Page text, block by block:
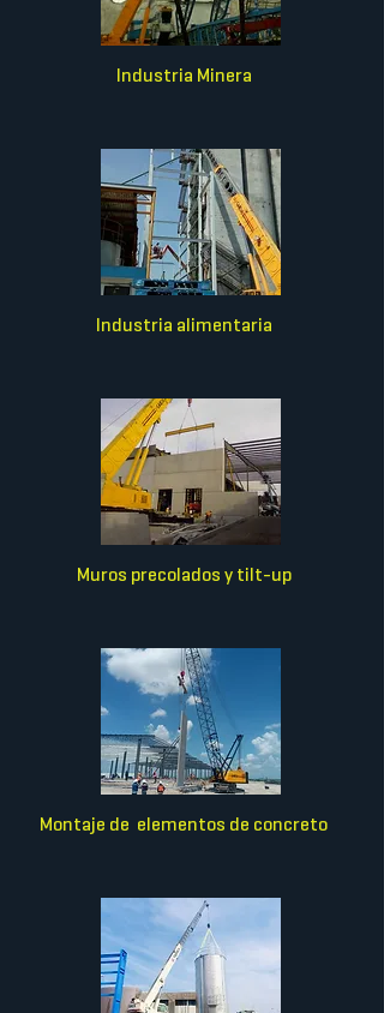
Industria Minera
Industria alimentaria
Muros precolados y tilt-up
Montaje de elementos de concreto